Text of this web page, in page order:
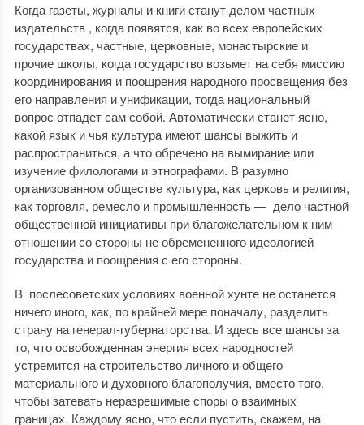
Когда газеты, журналы и книги станут делом частных
издательств , когда появятся, как во всех европейских
государствах, частные, церковные, монастырские и
прочие школы, когда государство возьмет на себя миссию
координирования и поощрения народного просвещения без
его направления и унификации, тогда национальный
вопрос отпадет сам собой. Автоматически станет ясно,
какой язык и чья культура имеют шансы выжить и
распространиться, а что обречено на вымирание или
изучение филологами и этнографами. В разумно
организованном обществе культура, как церковь и религия,
как торговля, ремесло и промышленность — дело частной
общественной инициативы при благожелательном к ним
отношении со стороны не обремененного идеологией
государства и поощрения с его стороны.
В послесоветских условиях военной хунте не останется
ничего иного, как, по крайней мере поначалу, разделить
страну на генерал-губернаторства. И здесь все шансы за
то, что освобожденная энергия всех народностей
устремится на строительство личного и общего
материального и духовного благополучия, вместо того,
чтобы затевать неразрешимые споры о взаимных
границах. Каждому ясно, что если пустить, скажем, на